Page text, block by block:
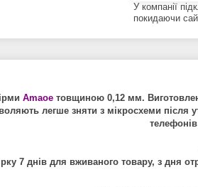
У компанії
покидаючи
Amaoeтовщиною 0,12мм.
легше зняти з мікросхеми після
7 днів для вживаного товару, з дня